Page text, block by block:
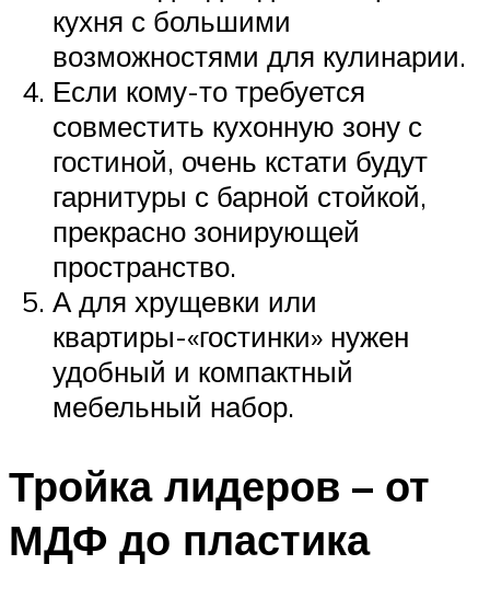
кухня с большими
возможностями для кулинарии.
Если кому-то требуется
совместить кухонную зону с
гостиной, очень кстати будут
гарнитуры с барной стойкой,
прекрасно зонирующей
пространство.
А для хрущевки или
квартиры-«гостинки» нужен
удобный и компактный
мебельный набор.
Тройка лидеров – от
МДФ до пластика